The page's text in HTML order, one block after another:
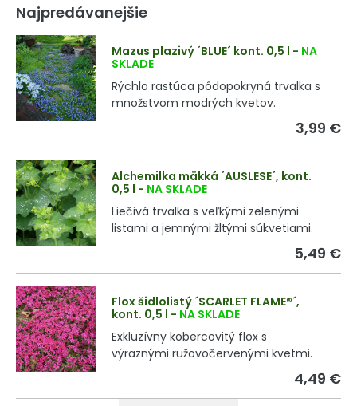
Najpredávanejšie
Mazus plazivý ´BLUE´ kont. 0,5 l - NA
SKLADE
Rýchlo rastúca pôdopokryná trvalka s
množstvom modrých kvetov.
3,99 €
Alchemilka mäkká ´AUSLESE´, kont.
0,5 l - NA SKLADE
Liečivá trvalka s veľkými zelenými
listami a jemnými žltými súkvetiami.
5,49 €
Flox šidlolistý ´SCARLET FLAME®´,
kont. 0,5 l - NA SKLADE
Exkluzívny kobercovitý flox s
výraznými ružovočervenými kvetmi.
4,49 €